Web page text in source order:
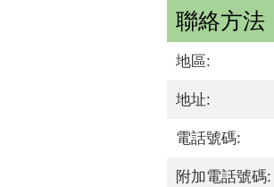
聯絡方法
地區:
地址:
電話號碼:
附加電話號碼: